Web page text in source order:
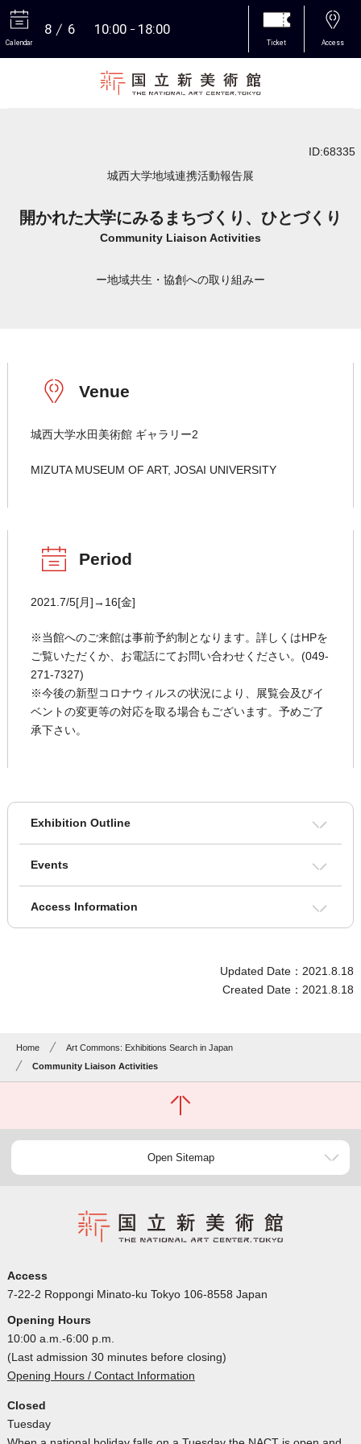
Calendar
8 6 10:00 18:00
Ticket Access
ID:68335
城西大学地域連携活動報告展
開かれた大学にみるまちづくり、ひとづくり
Community Liaison Activities
ー地域共生・協創への取り組みー
Venue
城西大学水田美術館 ギャラリー2
MIZUTA MUSEUM OF ART, JOSAI UNIVERSITY
Period
2021.7/5[月]→16[金]
※当館へのご来館は事前予約制となります。詳しくはHPを
ご覧いただくか、お電話にてお問い合わせください。(049-
271-7327)
※今後の新型コロナウィルスの状況により、展覧会及びイ
ベントの変更等の対応を取る場合もございます。予めご了
承下さい。
Exhibition Outline
Events
Access Information
Updated Date：2021.8.18
Created Date：2021.8.18
Home
Art Commons: Exhibitions Search in Japan
Community Liaison Activities
Open Sitemap
Access
7-22-2 Roppongi Minato-ku Tokyo 106-8558 Japan
Opening Hours
10:00 a.m.-6:00 p.m.
(Last admission 30 minutes before closing)
Opening Hours / Contact Information
Closed
Tuesday